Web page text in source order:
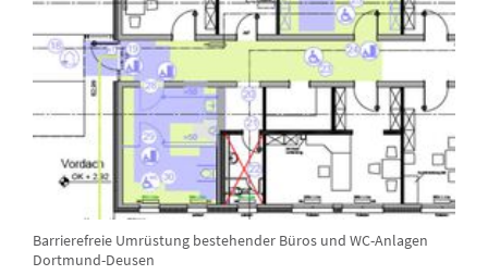
Barrierefreie Umrüstung bestehender Büros und WC-Anlagen
Dortmund-Deusen